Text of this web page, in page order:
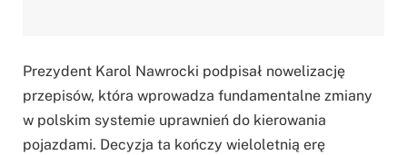
Prezydent Karol Nawrocki podpisał nowelizację
przepisów, która wprowadza fundamentalne zmiany
w polskim systemie uprawnień do kierowania
pojazdami. Decyzja ta kończy wieloletnią erę